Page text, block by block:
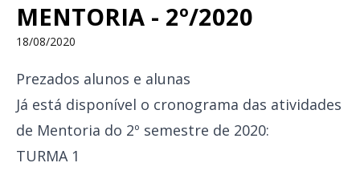
MENTORIA - 2º/2020
18/08/2020
Prezados alunos e alunas
Já está disponível o cronograma das atividades
de Mentoria do 2º semestre de 2020:
TURMA 1